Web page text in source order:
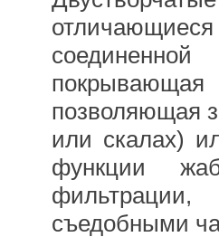
позволяющая
или скалах)
функции
съедобными